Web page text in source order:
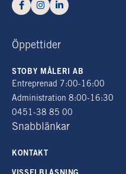
Öppettider
STOBY MÅLERI AB
Entreprenad 7:00-16:00
Administration 8:00-16:30
0451-38 85 00
Snabblänkar
KONTAKT